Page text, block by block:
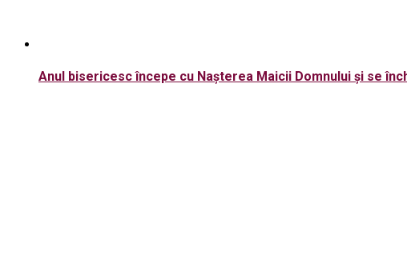
Anul bisericesc începe cu Nașterea Maicii Domnului și se